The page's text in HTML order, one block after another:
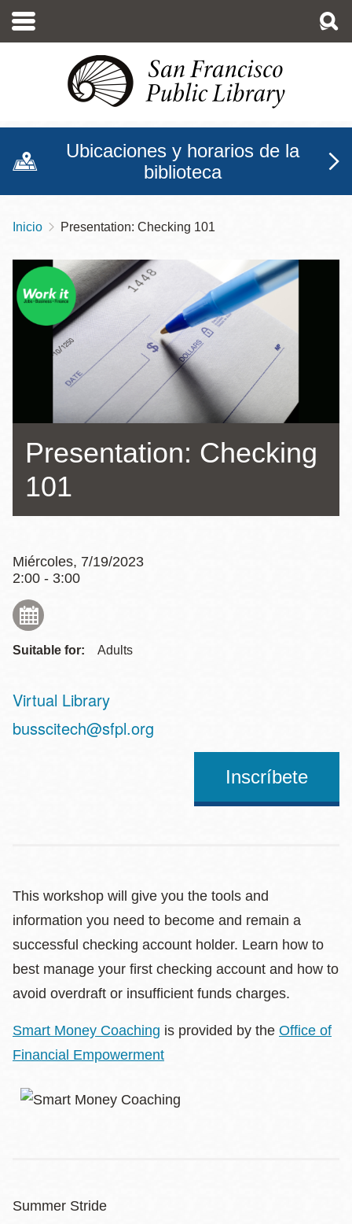
contenido
Ubicaciones y horarios de la
biblioteca
Sobrescribir
enlaces
de
ayuda
navegación
Inicio Presentation: Checking 101
Presentation: Checking
101
Miércoles, 7/19/2023
2:00 - 3:00
Suitable for: Adults
Virtual Library
Address
busscitech@sfpl.org
Inscríbete
This workshop will give you the tools and
information you need to become and remain a
successful checking account holder. Learn how to
best manage your first checking account and how to
avoid overdraft or insufficient funds charges.
Smart Money Coaching is provided by the Office of
Financial Empowerment
Summer Stride